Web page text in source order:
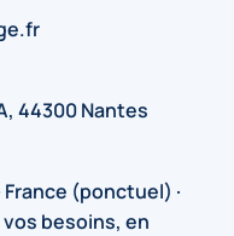
44300 Nantes
(ponctuel) ·
besoins, en